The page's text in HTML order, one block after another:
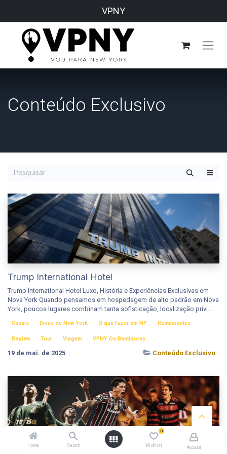
Home Search
0
Wishlist Account
VPNY
Conteúdo Exclusivo
Trump International Hotel
Trump International Hotel Luxo, História e Experiências Exclusivas em
Nova York Quando pensamos em hospedagem de alto padrão em Nova
York, poucos lugares combinam tanta sofisticação, localização privi...
Casais Dicas de New York O que fazer em NY Restaurantes
Review Tour Viagem VPNY Os Bastidores
19 de mai. de 2025 Conteúdo Exclusivo